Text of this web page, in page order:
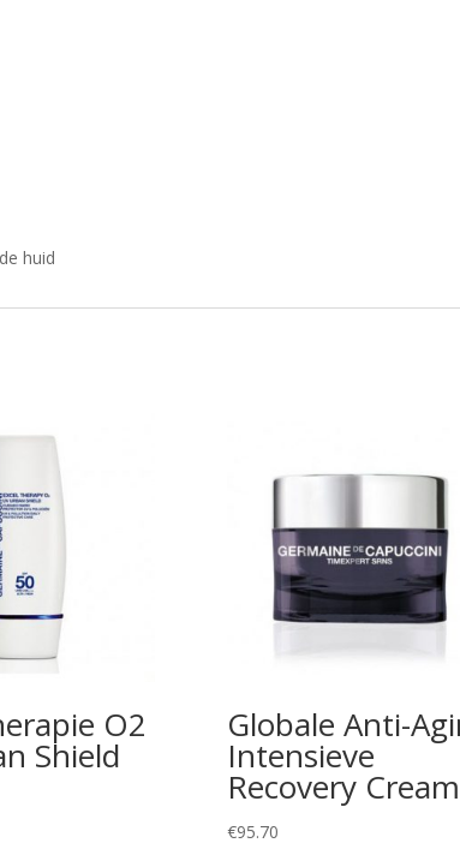
huid
O2
Shield
Globale Anti-
Intensieve
Recovery Cream
€95.70